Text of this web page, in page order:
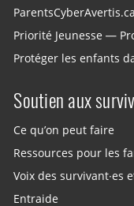
ParentsCyberAvertis.ca
Priorité Jeunesse —
Protéger les enfants
Soutien aux
Ce qu’on peut faire
Ressources pour les
Voix des survivant·es
Entraide